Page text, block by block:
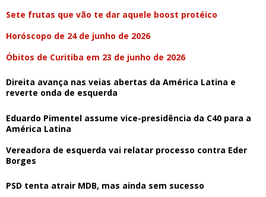
Sete frutas que vão te dar aquele boost protéico
Horóscopo de 24 de junho de 2026
Óbitos de Curitiba em 23 de junho de 2026
Direita avança nas veias abertas da América Latina e
reverte onda de esquerda
Eduardo Pimentel assume vice-presidência da C40 para a
América Latina
Vereadora de esquerda vai relatar processo contra Eder
Borges
PSD tenta atrair MDB, mas ainda sem sucesso